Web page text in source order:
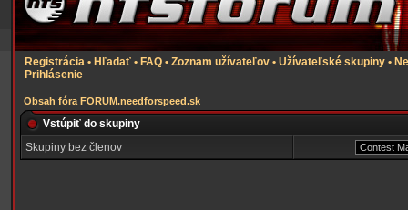
Registrácia • Hľadať • FAQ • Zoznam užívateľov • Užívateľské skupiny •
Prihlásenie
Obsah fóra FORUM.needforspeed.sk
Vstúpiť do skupiny
Skupiny bez členov